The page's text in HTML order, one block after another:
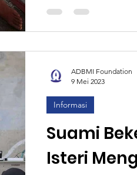
Suami
Isteri
Informasi
ADBMI Foundation
9 Mei 2023